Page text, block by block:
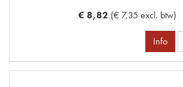
€ 8,82 (€ 7,35 excl. btw)
Info